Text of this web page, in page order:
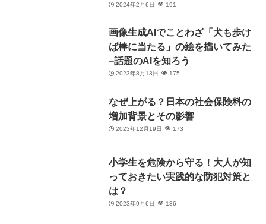
2024年2月6日 191
画像生成AIでことわざ「犬も歩け
ば棒に当たる」の絵を描いてみた
−話題のAIを知ろう
2023年8月13日 175
なぜ上がる？日本の社会保険料の
増加背景とその影響
2023年12月19日 173
小学生を危険から守る！大人が知
っておきたい実践的な防犯対策と
は？
2023年9月6日 136